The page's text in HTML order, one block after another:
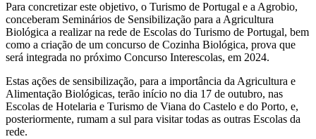
Para concretizar este objetivo, o Turismo de Portugal e a Agrobio,
conceberam Seminários de Sensibilização para a Agricultura
Biológica a realizar na rede de Escolas do Turismo de Portugal, bem
como a criação de um concurso de Cozinha Biológica, prova que
será integrada no próximo Concurso Interescolas, em 2024.
Estas ações de sensibilização, para a importância da Agricultura e
Alimentação Biológicas, terão início no dia 17 de outubro, nas
Escolas de Hotelaria e Turismo de Viana do Castelo e do Porto, e,
posteriormente, rumam a sul para visitar todas as outras Escolas da
rede.